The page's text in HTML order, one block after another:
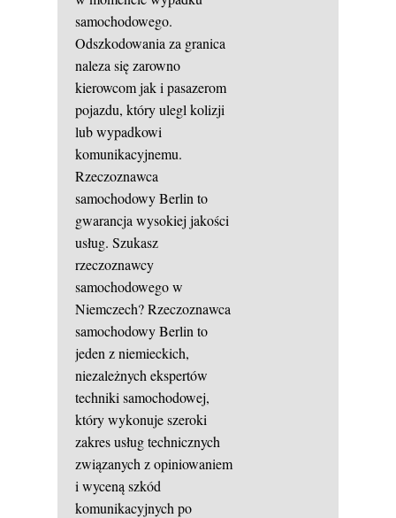
samochodowego.
Odszkodowania za granica
naleza się zarowno
kierowcom jak i pasazerom
pojazdu, który ulegl kolizji
lub wypadkowi
komunikacyjnemu.
Rzeczoznawca
samochodowy Berlin to
gwarancja wysokiej jakości
usług. Szukasz
rzeczoznawcy
samochodowego w
Niemczech? Rzeczoznawca
samochodowy Berlin to
jeden z niemieckich,
niezależnych ekspertów
techniki samochodowej,
który wykonuje szeroki
zakres usług technicznych
związanych z opiniowaniem
i wyceną szkód
komunikacyjnych po